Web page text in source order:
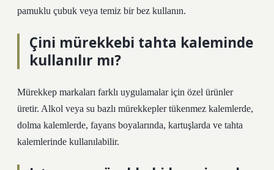
pamuklu çubuk veya temiz bir bez kullanın.
Çini mürekkebi tahta kaleminde
kullanılır mı?
Mürekkep markaları farklı uygulamalar için özel ürünler
üretir. Alkol veya su bazlı mürekkepler tükenmez kalemlerde,
dolma kalemlerde, fayans boyalarında, kartuşlarda ve tahta
kalemlerinde kullanılabilir.